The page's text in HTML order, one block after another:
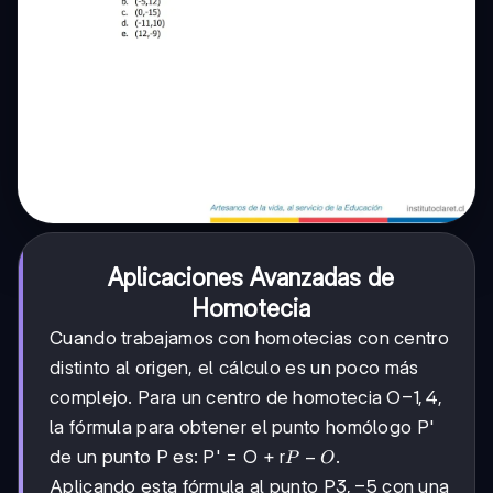
Aplicaciones Avanzadas de
Homotecia
Cuando trabajamos con homotecias con centro
distinto al origen, el cálculo es un poco más
complejo. Para un centro de homotecia O-1,4
−1, 4,
la fórmula para obtener el punto homólogo P'
de un punto P es: P' = O + rP
-
P − O.
Aplicando esta fórmula al punto P3,-5
3, −5 con una